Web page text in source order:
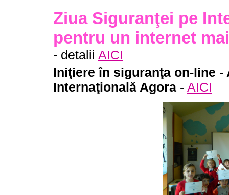
Ziua Siguranţei pe
pentru un internet
- detalii AICI
Iniţiere în siguranţa on-line
Internaţională Agora- AICI